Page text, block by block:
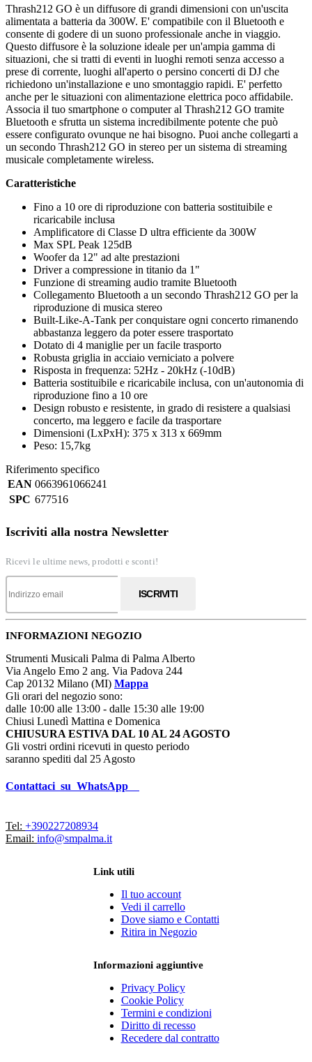
Thrash212 GO è un diffusore di grandi dimensioni con un'uscita
alimentata a batteria da 300W. E' compatibile con il Bluetooth e
consente di godere di un suono professionale anche in viaggio.
Questo diffusore è la soluzione ideale per un'ampia gamma di
situazioni, che si tratti di eventi in luoghi remoti senza accesso a
prese di corrente, luoghi all'aperto o persino concerti di DJ che
richiedono un'installazione e uno smontaggio rapidi. E' perfetto
anche per le situazioni con alimentazione elettrica poco affidabile.
Associa il tuo smartphone o computer al Thrash212 GO tramite
Bluetooth e sfrutta un sistema incredibilmente potente che può
essere configurato ovunque ne hai bisogno. Puoi anche collegarti a
un secondo Thrash212 GO in stereo per un sistema di streaming
musicale completamente wireless.
Caratteristiche
Fino a 10 ore di riproduzione con batteria sostituibile e
ricaricabile inclusa
Amplificatore di Classe D ultra efficiente da 300W
Max SPL Peak 125dB
Woofer da 12" ad alte prestazioni
Driver a compressione in titanio da 1"
Funzione di streaming audio tramite Bluetooth
Collegamento Bluetooth a un secondo Thrash212 GO per la
riproduzione di musica stereo
Built-Like-A-Tank per conquistare ogni concerto rimanendo
abbastanza leggero da poter essere trasportato
Dotato di 4 maniglie per un facile trasporto
Robusta griglia in acciaio verniciato a polvere
Risposta in frequenza: 52Hz - 20kHz (-10dB)
Batteria sostituibile e ricaricabile inclusa, con un'autonomia di
riproduzione fino a 10 ore
Design robusto e resistente, in grado di resistere a qualsiasi
concerto, ma leggero e facile da trasportare
Dimensioni (LxPxH): 375 x 313 x 669mm
Peso: 15,7kg
Riferimento specifico
EAN 0663961066241
SPC 677516
Iscriviti alla nostra Newsletter
Ricevi le ultime news, prodotti e sconti!
ISCRIVITI
INFORMAZIONI NEGOZIO
Strumenti Musicali Palma di Palma Alberto
Via Angelo Emo 2 ang. Via Padova 244
Cap 20132 Milano (MI) Mappa
Gli orari del negozio sono:
dalle 10:00 alle 13:00 - dalle 15:30 alle 19:00
Chiusi Lunedì Mattina e Domenica
CHIUSURA ESTIVA DAL 10 AL 24 AGOSTO
Gli vostri ordini ricevuti in questo periodo
saranno spediti dal 25 Agosto
Contattaci su WhatsApp
Tel: +390227208934
Email: info@smpalma.it
Link utili
Il tuo account
Vedi il carrello
Dove siamo e Contatti
Ritira in Negozio
Informazioni aggiuntive
Privacy Policy
Cookie Policy
Termini e condizioni
Diritto di recesso
Recedere dal contratto